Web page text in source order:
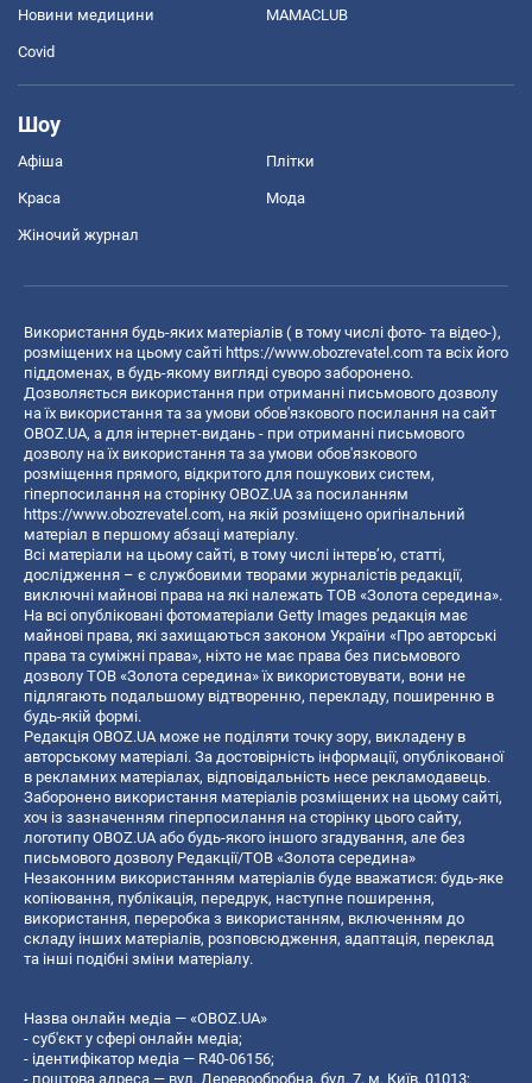
Новини медицини MAMACLUB
Covid
Шоу
Афіша Плітки
Краса Мода
Жіночий журнал
Використання будь-яких матеріалів ( в тому числі фото- та відео-),
розміщених на цьому сайті https://www.obozrevatel.com та всіх його
піддоменах, в будь-якому вигляді суворо заборонено.
Дозволяється використання при отриманні письмового дозволу
на їх використання та за умови обов'язкового посилання на сайт
OBOZ.UA, а для інтернет-видань - при отриманні письмового
дозволу на їх використання та за умови обов'язкового
розміщення прямого, відкритого для пошукових систем,
гіперпосилання на сторінку OBOZ.UA за посиланням
https://www.obozrevatel.com, на якій розміщено оригінальний
матеріал в першому абзаці матеріалу.
Всі матеріали на цьому сайті, в тому числі інтерв’ю, статті,
дослідження – є службовими творами журналістів редакції,
виключні майнові права на які належать ТОВ «Золота середина».
На всі опубліковані фотоматеріали Getty Images редакція має
майнові права, які захищаються законом України «Про авторські
права та суміжні права», ніхто не має права без письмового
дозволу ТОВ «Золота середина» їх використовувати, вони не
підлягають подальшому відтворенню, перекладу, поширенню в
будь-якій формі.
Редакція OBOZ.UA може не поділяти точку зору, викладену в
авторському матеріалі. За достовірність інформації, опублікованої
в рекламних матеріалах, відповідальність несе рекламодавець.
Заборонено використання матеріалів розміщених на цьому сайті,
хоч із зазначенням гіперпосилання на сторінку цього сайту,
логотипу OBOZ.UA або будь-якого іншого згадування, але без
письмового дозволу Редакції/ТОВ «Золота середина»
Незаконним використанням матеріалів буде вважатися: будь-яке
копiювання, публiкацiя, передрук, наступне поширення,
використання, переробка з використанням, включенням до
складу інших матеріалів, розповсюдження, адаптація, переклад
та інші подібні зміни матеріалу.
Назва онлайн медіа — «OBOZ.UA»
- суб'єкт у сфері онлайн медіа;
- ідентифікатор медіа — R40-06156;
- поштова адреса — вул. Деревообробна, буд. 7, м. Київ, 01013;